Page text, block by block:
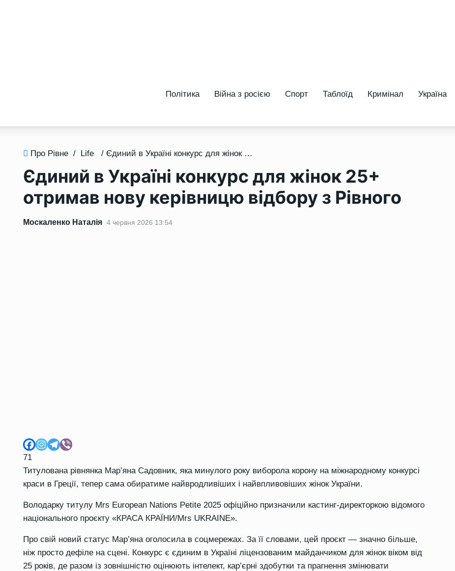
Політика Війна з росією Спорт Таблоїд Кримінал Україна
Про Рівне / Life / Єдиний в Україні конкурс для жінок 25+ отримав нову керівницю відбору з Рівного
Єдиний в Україні конкурс для жінок 25+
отримав нову керівницю відбору з Рівного
Москаленко Наталія 4 червня 2026 13:54
71
Титулована рівнянка Мар’яна Садовник, яка минулого року виборола корону на міжнародному конкурсі
краси в Греції, тепер сама обиратиме найвродливіших і найвпливовіших жінок України.
Володарку титулу Mrs European Nations Petite 2025 офіційно призначили кастинг-директоркою відомого
національного проєкту «КРАСА КРАЇНИ/Mrs UKRAINE».
Про свій новий статус Мар’яна оголосила в соцмережах. За її словами, цей проєкт — значно більше,
ніж просто дефіле на сцені. Конкурс є єдиним в Україні ліцензованим майданчиком для жінок віком від
25 років, де разом із зовнішністю оцінюють інтелект, кар’єрні здобутки та прагнення змінювати